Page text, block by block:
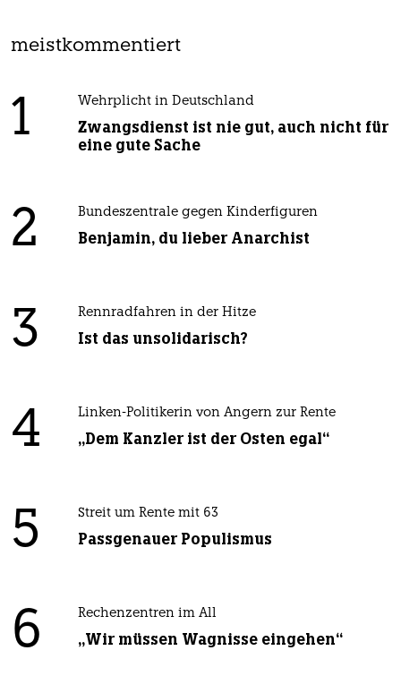
meistkommentiert
1 Wehrplicht in Deutschland
Zwangsdienst ist nie gut, auch nicht für
eine gute Sache
2 Bundeszentrale gegen Kinderfiguren
Benjamin, du lieber Anarchist
3 Rennradfahren in der Hitze
Ist das unsolidarisch?
4 Linken-Politikerin von Angern zur Rente
„Dem Kanzler ist der Osten egal“
5 Streit um Rente mit 63
Passgenauer Populismus
6 Rechenzentren im All
„Wir müssen Wagnisse eingehen“